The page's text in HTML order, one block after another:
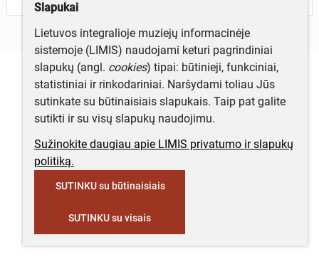
Slapukai
Lietuvos integralioje muziejų informacinėje
sistemoje (LIMIS) naudojami keturi pagrindiniai
slapukų (angl. cookies) tipai: būtinieji, funkciniai,
statistiniai ir rinkodariniai. Naršydami toliau Jūs
sutinkate su būtinaisiais slapukais. Taip pat galite
sutikti ir su visų slapukų naudojimu.
Sužinokite daugiau apie LIMIS privatumo ir slapukų
politiką.
SUTINKU su būtinaisiais
SUTINKU su visais